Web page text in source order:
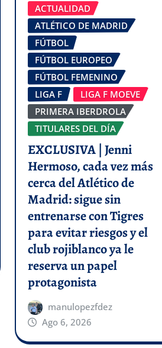
ACTUALIDAD
ATLÉTICO DE MADRID
FÚTBOL
FÚTBOL EUROPEO
FÚTBOL FEMENINO
LIGA F
LIGA F MOEVE
PRIMERA IBERDROLA
TITULARES DEL DÍA
EXCLUSIVA | Jenni
Hermoso, cada vez más
cerca del Atlético de
Madrid: sigue sin
entrenarse con Tigres
para evitar riesgos y el
club rojiblanco ya le
reserva un papel
protagonista
manulopezfdez
Ago 6, 2026